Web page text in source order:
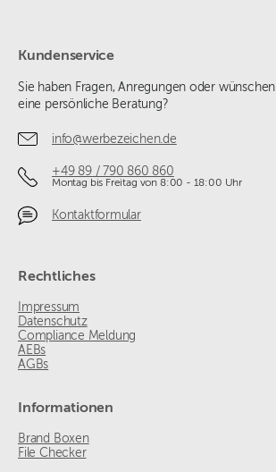
Kundenservice
Sie haben Fragen, Anregungen oder wünschen
eine persönliche Beratung?
info@werbezeichen.de
+49 89 / 790 860 860
Montag bis Freitag von 8:00 - 18:00 Uhr
Kontaktformular
Rechtliches
Impressum
Datenschutz
Compliance Meldung
AEBs
AGBs
Informationen
Brand Boxen
File Checker